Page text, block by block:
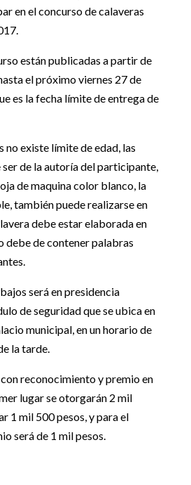
en el concurso de calaveras
están publicadas a partir de
el próximo viernes 27 de
es la fecha límite de entrega de
no existe límite de edad, las
ser de la autoría del participante,
de maquina color blanco, la
también puede realizarse en
debe estar elaborada en
debe de contener palabras
será en presidencia
de seguridad que se ubica en
municipal, en un horario de
la tarde.
reconocimiento y premio en
lugar se otorgarán 2 mil
1 mil 500 pesos, y para el
será de 1 mil pesos.